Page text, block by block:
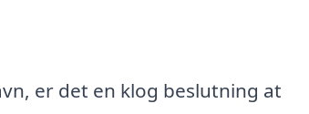
er det en klog beslutning at